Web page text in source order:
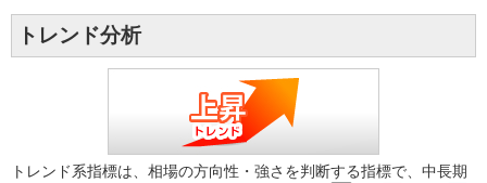
トレンド分析
トレンド系指標は、相場の方向性・強さを判断する指標で、中長期